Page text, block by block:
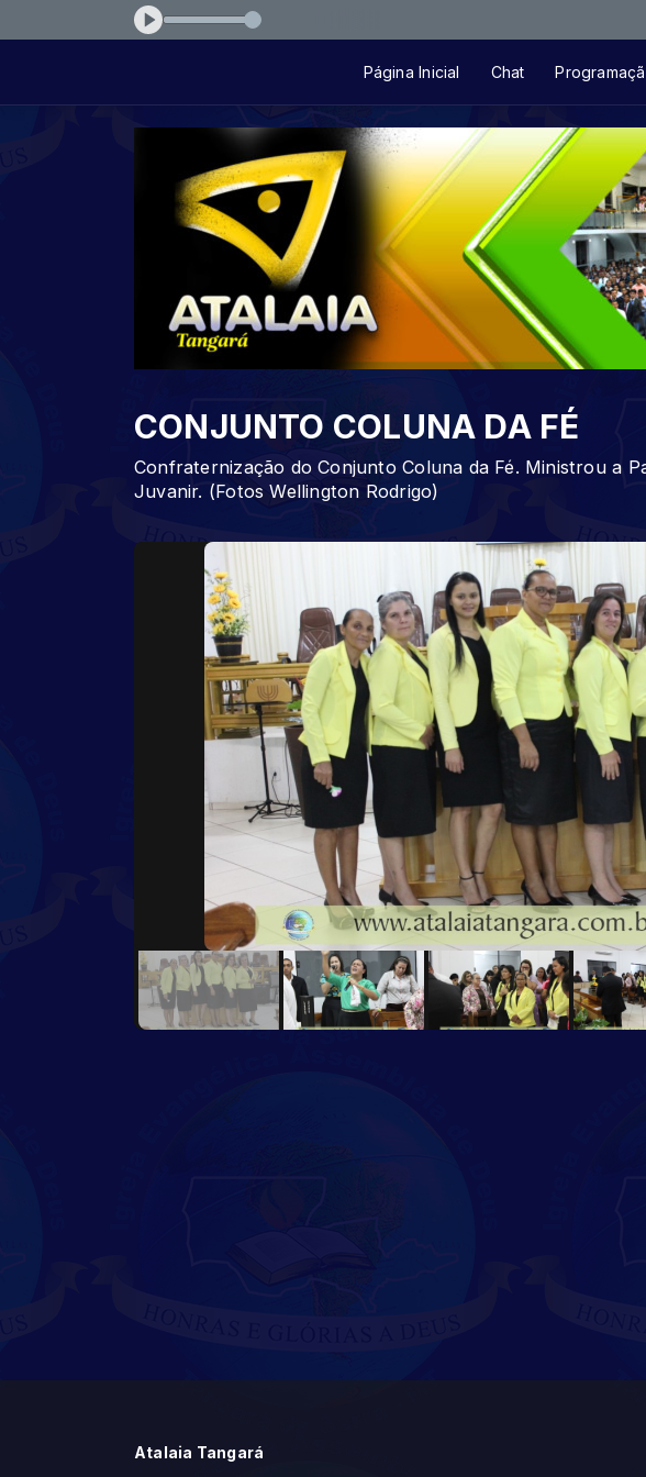
Página Inicial Chat
CONJUNTO COLUNA DA FÉ
Confraternização do Conjunto Coluna da Fé. Ministrou a
Juvanir. (Fotos Wellington Rodrigo)
Atalaia Tangará